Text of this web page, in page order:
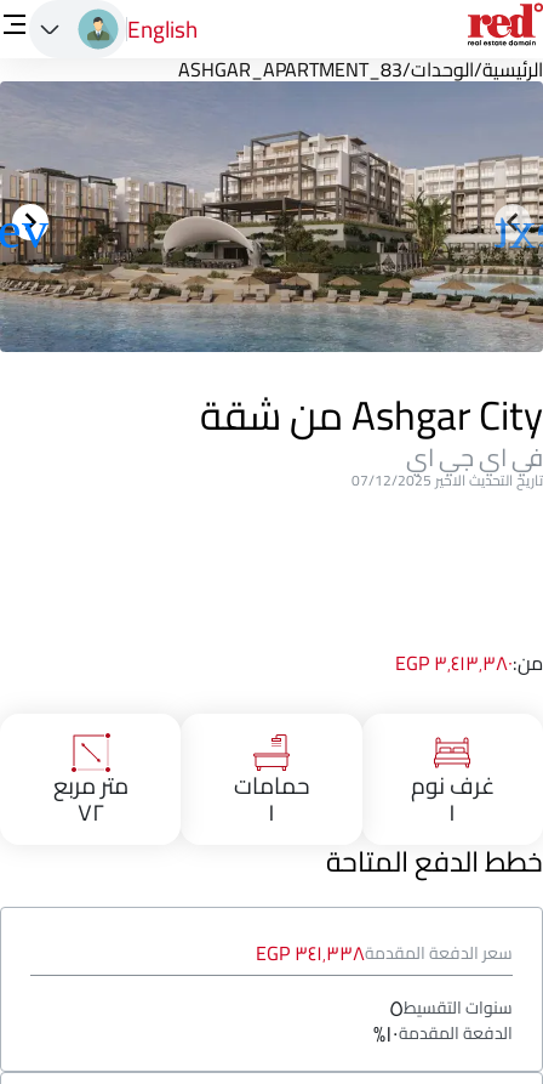
English
الرئيسية/الوحدات/
ASHGAR_APARTMENT_83
Ashgar City من شقة
في اي جي اي
تاريخ التحديث الاخير 07/12/2025
من:٣٬٤١٣٬٣٨٠ EGP
غرف نوم
١
حمامات
١
متر مربع
٧٢
خطط الدفع المتاحة
سعر الدفعة المقدمة٣٤١٬٣٣٨ EGP
سنوات التقسيط٥
الدفعة المقدمة١٠%